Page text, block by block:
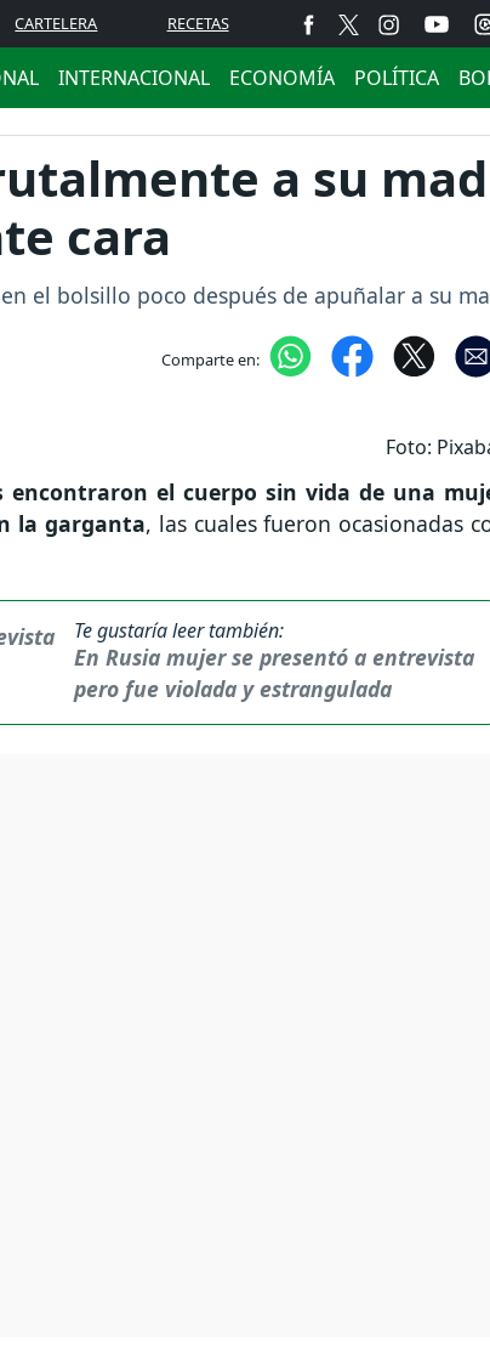
CARTELERA RECETAS
INTERNACIONAL ECONOMÍA POLÍTICA
a su
cara
el bolsillo poco después de apuñalar a su
Comparte en:
Foto:
encontraron el cuerpo sin vida de una
la garganta, las cuales fueron ocasionadas
Te gustaría leer también:
En Rusia mujer se presentó a entrevista
pero fue violada y estrangulada